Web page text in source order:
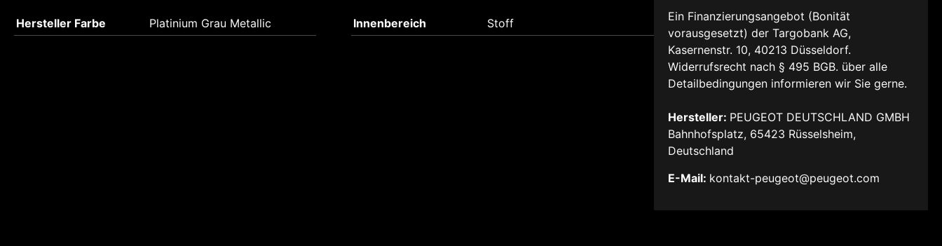
Hersteller Farbe Platinium Grau Metallic Innenbereich Stoff
Ein Finanzierungsangebot (Bonität
vorausgesetzt) der Targobank AG,
Kasernenstr. 10, 40213 Düsseldorf.
Widerrufsrecht nach § 495 BGB. über alle
Detailbedingungen informieren wir Sie gerne.
Hersteller: PEUGEOT DEUTSCHLAND GMBH
Bahnhofsplatz, 65423 Rüsselsheim,
Deutschland
E-Mail: kontakt-peugeot@peugeot.com